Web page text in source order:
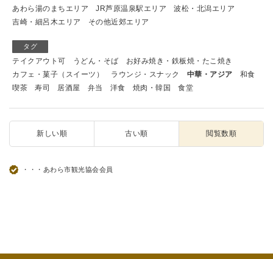
あわら湯のまちエリア
JR芦原温泉駅エリア
波松・北潟エリア
吉崎・細呂木エリア
その他近郊エリア
タグ
テイクアウト可 うどん・そば
お好み焼き・鉄板焼・たこ焼き
カフェ・菓子（スイーツ）
ラウンジ・スナック 中華・アジア
和食
喫茶
寿司 居酒屋 弁当 洋食 焼肉・韓国 食堂
新しい順 古い順 閲覧数順
・・・あわら市観光協会会員